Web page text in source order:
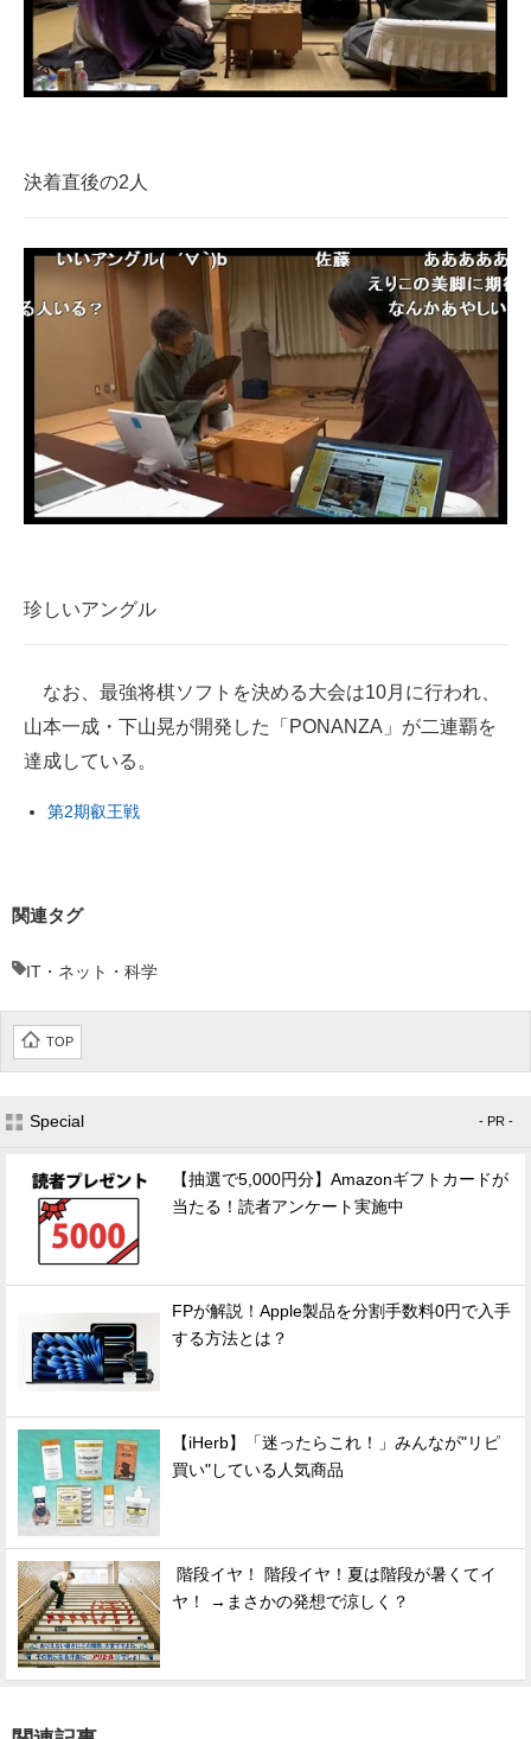
ちょっと気になるネットの話題
決着直後の2人
珍しいアングル
なお、最強将棋ソフトを決める大会は10月に行われ、
山本一成・下山晃が開発した「PONANZA」が二連覇を
達成している。
第2期叡王戦
関連タグ
IT・ネット・科学
TOP
Special - PR -
【抽選で5,000円分】Amazonギフトカードが
当たる！読者アンケート実施中
FPが解説！Apple製品を分割手数料0円で入手
する方法とは？
【iHerb】「迷ったらこれ！」みんなが"リピ
買い"している人気商品
階段イヤ！ 階段イヤ！夏は階段が暑くてイ
ヤ！ →まさかの発想で涼しく？